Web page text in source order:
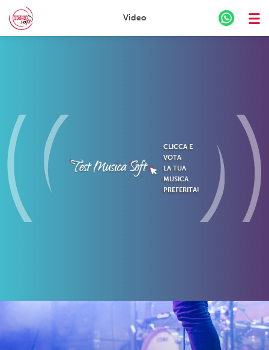
Video
CLICCA E
VOTA
LA TUA
MUSICA
PREFERITA!